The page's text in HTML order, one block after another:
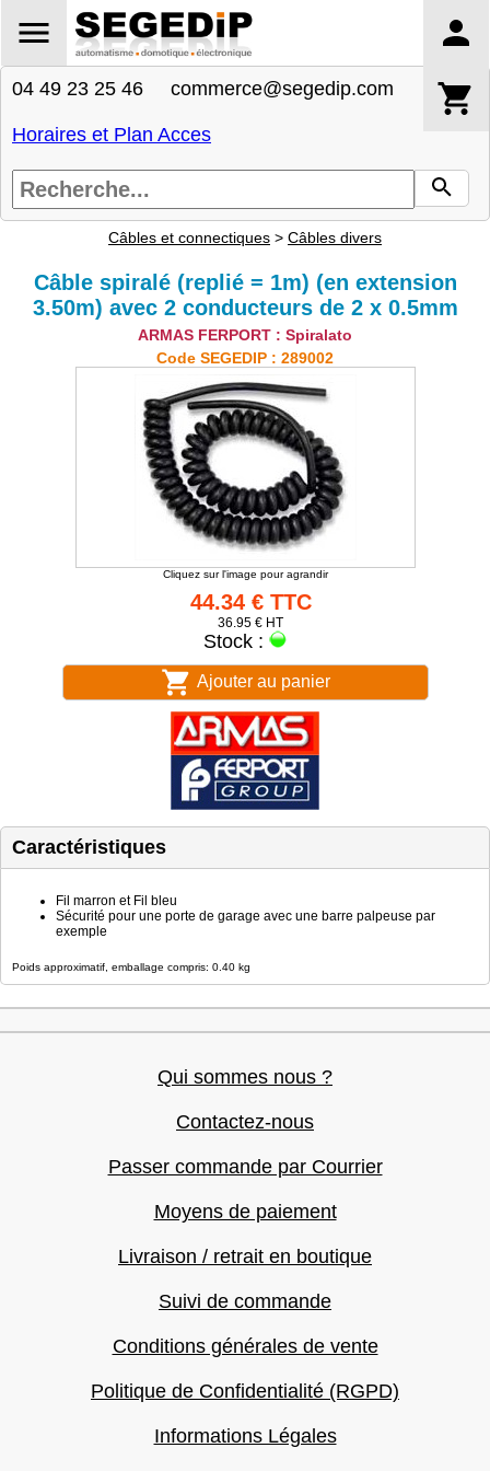
04 49 23 25 46 commerce@segedip.com
Horaires et Plan Acces
Câbles et connectiques > Câbles divers
Câble spiralé (replié = 1m) (en extension
3.50m) avec 2 conducteurs de 2 x 0.5mm
ARMAS FERPORT : Spiralato
Code SEGEDIP : 289002
Cliquez sur l'image pour agrandir
44.34 € TTC
36.95 € HT
Stock :
Ajouter au panier
Caractéristiques
Fil marron et Fil bleu
Sécurité pour une porte de garage avec une barre palpeuse par
exemple
Poids approximatif, emballage compris: 0.40 kg
Qui sommes nous ?
Contactez-nous
Passer commande par Courrier
Moyens de paiement
Livraison / retrait en boutique
Suivi de commande
Conditions générales de vente
Politique de Confidentialité (RGPD)
Informations Légales